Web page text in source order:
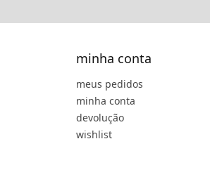
minha conta
meus pedidos
minha conta
devolução
wishlist